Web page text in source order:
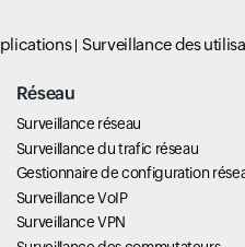
Surveillance des
Réseau
Surveillance réseau
Surveillance du trafic réseau
Gestionnaire de configuration
Surveillance VoIP
Surveillance VPN